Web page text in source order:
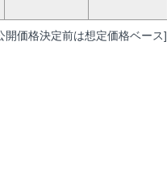
価格決定前は想定価格ベース]